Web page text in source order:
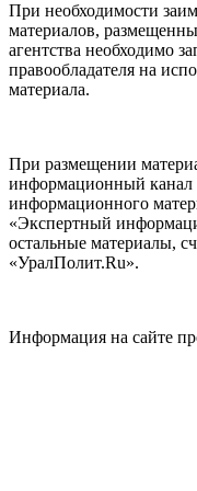
При необходимости
материалов,
агентства необходимо
правообладателя на
материала.
При размещении
информационный канал
информационного
«Экспертный
остальные материалы,
«УралПолит.Ru».
Информация на сайте